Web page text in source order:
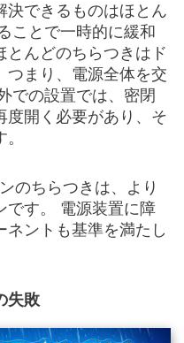
決できるものはほとん
ことで一時的に緩和
とんどのちらつきはド
つまり、電源全体を交
での設置では、密閉
度開く必要があり、そ
のちらつきは、より
です。 電源装置に障
ントも基準を満たし
失敗